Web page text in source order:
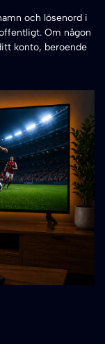
och lösenord i
Om någon
konto, beroende